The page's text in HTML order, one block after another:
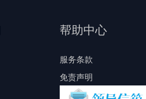
帮助中心
服务条款
免责声明